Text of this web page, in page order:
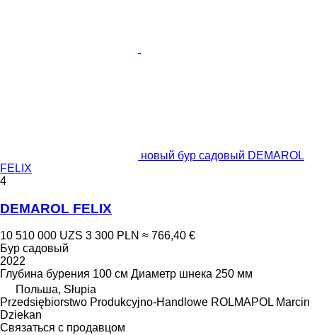
новый бур садовый DEMAROL
FELIX
4
DEMAROL FELIX
10 510 000 UZS 3 300 PLN ≈ 766,40 €
Бур садовый
2022
Глубина бурения 100 см Диаметр шнека 250 мм
Польша, Słupia
Przedsiębiorstwo Produkcyjno-Handlowe ROLMAPOL Marcin
Dziekan
Связаться с продавцом